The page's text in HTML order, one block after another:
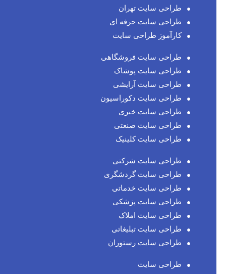
طراحی سایت تهران
طراحی سایت حرفه ای
کارآموز طراحی سایت
طراحی سایت فروشگاهی
طراحی سایت پوشاک
طراحی سایت آرایشی
طراحی سایت دکوراسیون
طراحی سایت خبری
طراحی سایت صنعتی
طراحی سایت کلینیک
طراحی سایت شرکتی
طراحی سایت گردشگری
طراحی سایت خدماتی
طراحی سایت پزشکی
طراحی سایت املاک
طراحی سایت تبلیغاتی
طراحی سایت رستوران
طراحی سایت